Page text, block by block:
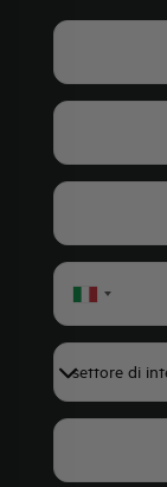
Italy